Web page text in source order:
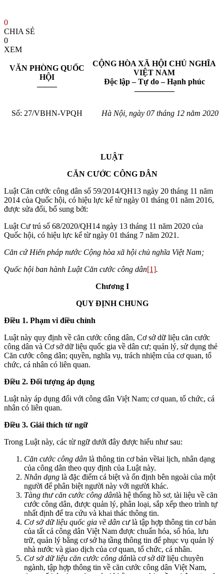
0
CHIA SẺ
0
XEM
VĂN PHÒNG QUỐC
HỘI
——–
CỘNG HÒA XÃ HỘI CHỦ NGHĨA
VIỆT NAM
Độc lập – Tự do – Hạnh phúc
—————
Số: 27/VBHN-VPQH Hà Nội, ngày 07 tháng 12 năm 2020
LUẬT
CĂN CƯỚC CÔNG DÂN
Luật Căn cước công dân số 59/2014/QH13 ngày 20 tháng 11 năm
2014 của Quốc hội, có hiệu lực kể từ ngày 01 tháng 01 năm 2016,
được sửa đổi, bổ sung bởi:
Luật Cư trú số 68/2020/QH14 ngày 13 tháng 11 năm 2020 của
Quốc hội, có hiệu lực kể từ ngày 01 tháng 7 năm 2021.
Căn cứ Hiến pháp nước Cộng hòa xã hội chủ nghĩa Việt Nam;
Quốc hội ban hành Luật Căn cước công dân[1].
Chương I
QUY ĐỊNH CHUNG
Điều 1. Phạm vi điều chỉnh
Luật này quy định về căn cước công dân, Cơ sở dữ liệu căn cước
công dân và Cơ sở dữ liệu quốc gia về dân cư; quản lý, sử dụng thẻ
Căn cước công dân; quyền, nghĩa vụ, trách nhiệm của cơ quan, tổ
chức, cá nhân có liên quan.
Điều 2. Đối tượng áp dụng
Luật này áp dụng đối với công dân Việt Nam; cơ quan, tổ chức, cá
nhân có liên quan.
Điều 3. Giải thích từ ngữ
Trong Luật này, các từ ngữ dưới đây được hiểu như sau:
Căn cước công dân là thông tin cơ bản vềlai lịch, nhân dạng
của công dân theo quy định của Luật này.
Nhân dạng là đặc điểm cá biệt và ổn định bên ngoài của một
người để phân biệt người này với người khác.
Tàng thư căn cước công dânlà hệ thống hồ sơ, tài liệu về căn
cước công dân, được quản lý, phân loại, sắp xếp theo trình tự
nhất định để tra cứu và khai thác thông tin.
Cơ sở dữ liệu quốc gia về dân cưlà tập hợp thông tin cơ bản
của tất cả công dân Việt Nam được chuẩn hóa, số hóa, lưu
trữ, quản lý bằng cơ sở hạ tầng thông tin để phục vụ quản lý
nhà nước và giao dịch của cơ quan, tổ chức, cá nhân.
Cơ sở dữ liệu căn cước công dânlà cơ sở dữ liệu chuyên
ngành, tập hợp thông tin về căn cước công dân Việt Nam,